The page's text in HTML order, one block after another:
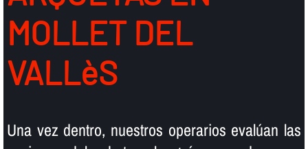
MOLLET DEL
VALLèS
Una vez dentro, nuestros operarios evalúan las